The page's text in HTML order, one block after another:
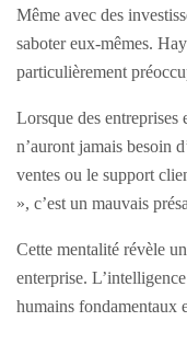
Même avec des
saboter eux-mêmes.
particulièrement
Lorsque des entreprises
n’auront jamais besoin
ventes ou le support
», c’est un mauvais
Cette mentalité révèle
enterprise.
humains fondamentaux